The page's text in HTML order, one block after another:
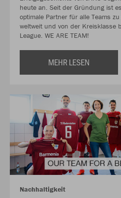
heute an. Seit der Gründung ist
optimale Partner für alle Teams
weltweit und von der Kreisklasse
League. WE ARE TEAM!
MEHR LESEN
Nachhaltigkeit